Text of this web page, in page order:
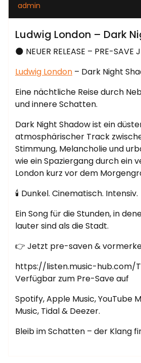
admin
Ludwig London – Dark
🌑 NEUER RELEASE – PRE-SAVE
Ludwig London – Dark Night
Eine nächtliche Reise durch
und innere Schatten.
Dark Night Shadow ist ein
atmosphärischer Track
Stimmung, Melancholie und
wie ein Spaziergang durch ein
London kurz vor dem
🕯️ Dunkel. Cinematisch. Intensiv.
Ein Song für die Stunden, in
lauter sind als die Stadt.
👉 Jetzt pre-saven &
https://listen.music-hub.com/
Verfügbar zum Pre-Save auf
Spotify, Apple Music, YouTube
Music, Tidal & Deezer.
Bleib im Schatten – der Klang